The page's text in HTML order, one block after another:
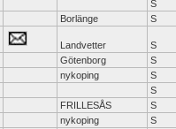
S
Borlänge S
Landvetter
S
Götenborg
S
nykoping
S
S
FRILLESÅS
S
nykoping
S